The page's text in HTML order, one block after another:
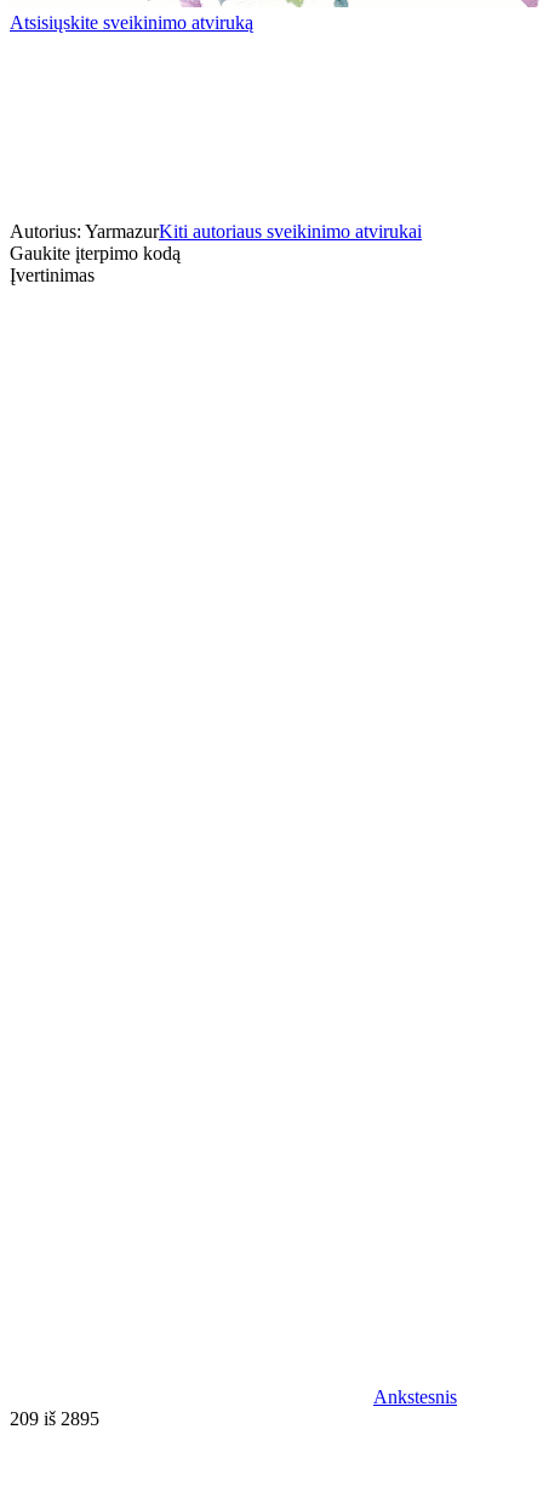
Atsisiųskite sveikinimo atviruką
Autorius: YarmazurKiti autoriaus sveikinimo atvirukai
Gaukite įterpimo kodą
Įvertinimas
Ankstesnis
209 iš 2895